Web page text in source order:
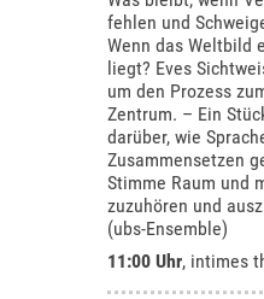
fehlen und
Wenn das Weltbild
liegt? Eves
um den Prozess
Zentrum. – Ein
darüber, wie
Zusammensetzen
Stimme Raum und
zuzuhören und
(ubs-Ensemble)
11:00 Uhr, intimes